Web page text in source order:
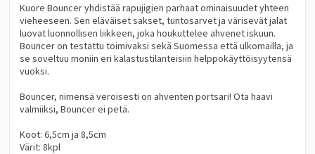
Kuore Bouncer yhdistää rapujigien parhaat ominaisuudet yhteen
vieheeseen. Sen eläväiset sakset, tuntosarvet ja värisevät jalat
luovat luonnollisen liikkeen, joka houkuttelee ahvenet iskuun.
Bouncer on testattu toimivaksi sekä Suomessa että ulkomailla, ja
se soveltuu moniin eri kalastustilanteisiin helppokäyttöisyytensä
vuoksi.
Bouncer, nimensä veroisesti on ahventen portsari! Ota haavi
valmiiksi, Bouncer ei petä.
Koot: 6,5cm ja 8,5cm
Värit: 8kpl